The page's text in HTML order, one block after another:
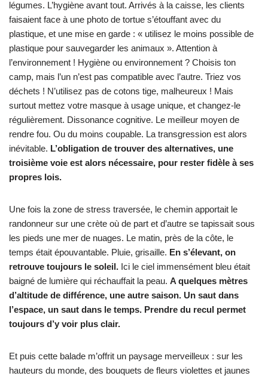
légumes. L’hygiène avant tout. Arrivés à la caisse, les clients
faisaient face à une photo de tortue s’étouffant avec du
plastique, et une mise en garde : « utilisez le moins possible de
plastique pour sauvegarder les animaux ». Attention à
l’environnement ! Hygiène ou environnement ? Choisis ton
camp, mais l’un n’est pas compatible avec l’autre. Triez vos
déchets ! N’utilisez pas de cotons tige, malheureux ! Mais
surtout mettez votre masque à usage unique, et changez-le
régulièrement. Dissonance cognitive. Le meilleur moyen de
rendre fou. Ou du moins coupable. La transgression est alors
inévitable. L’obligation de trouver des alternatives, une
troisième voie est alors nécessaire, pour rester fidèle à ses
propres lois.
Une fois la zone de stress traversée, le chemin apportait le
randonneur sur une crète où de part et d’autre se tapissait sous
les pieds une mer de nuages. Le matin, près de la côte, le
temps était épouvantable. Pluie, grisaille. En s’élevant, on
retrouve toujours le soleil. Ici le ciel immensément bleu était
baigné de lumière qui réchauffait la peau. A quelques mètres
d’altitude de différence, une autre saison. Un saut dans
l’espace, un saut dans le temps. Prendre du recul permet
toujours d’y voir plus clair.
Et puis cette balade m’offrit un paysage merveilleux : sur les
hauteurs du monde, des bouquets de fleurs violettes et jaunes